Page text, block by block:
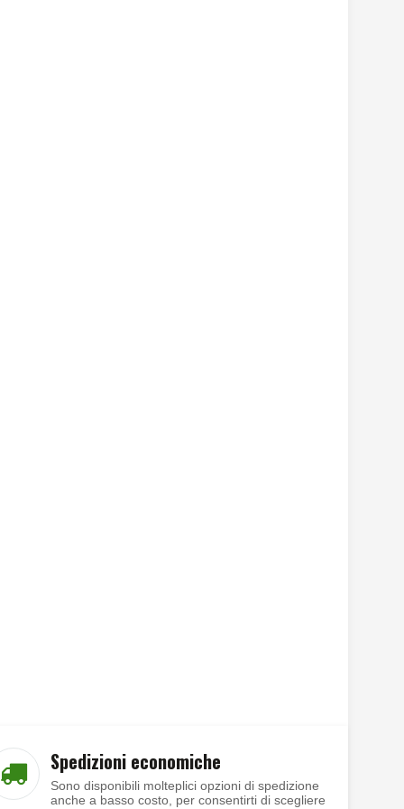
Spedizioni economiche
Sono disponibili molteplici opzioni di spedizione
anche a basso costo, per consentirti di scegliere